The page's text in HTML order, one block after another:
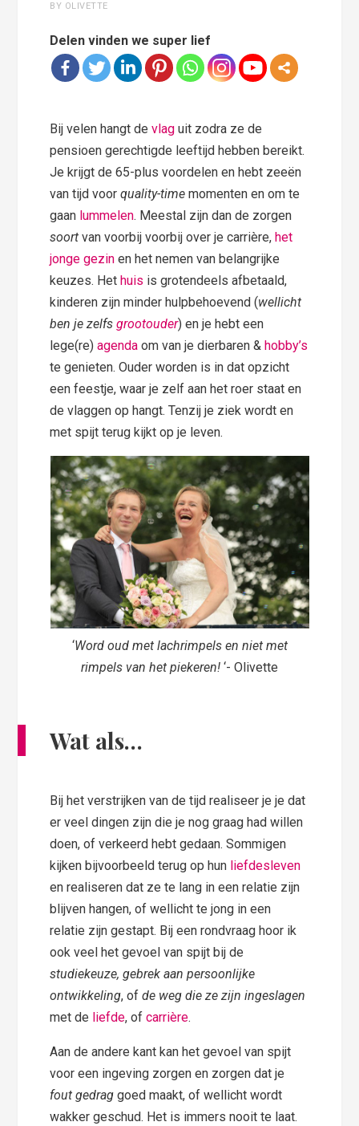
BY OLIVETTE
Delen vinden we super lief
Bij velen hangt devlaguit zodra ze de
pensioen gerechtigde leeftijd hebben bereikt.
Je krijgt de 65-plus voordelen en hebt zeeën
van tijd voorquality-time momenten en om te
gaan lummelen. Meestal zijn dan de zorgen
soortvan voorbij voorbij over je carrière,het
jonge gezin en het nemen van belangrijke
keuzes. Hethuis is grotendeels afbetaald,
kinderen zijn minder hulpbehoevend (wellicht
ben je zelfsgrootouder) en je hebt een
lege(re)agenda om van je dierbaren &hobby’s
te genieten. Ouder worden is in dat opzicht
een feestje, waar je zelf aan het roer staat en
de vlaggen op hangt. Tenzij je ziek wordt en
met spijt terug kijkt op je leven.
‘Word oud met lachrimpels en niet met
rimpels van het piekeren! ‘- Olivette
Wat als…
Bij het verstrijken van de tijd realiseer je je dat
er veel dingen zijn die je nog graag had willen
doen, of verkeerd hebt gedaan. Sommigen
kijken bijvoorbeeld terug op hun liefdesleven
en realiseren dat ze te lang in een relatie zijn
blijven hangen, of wellicht te jong in een
relatie zijn gestapt. Bij een rondvraag hoor ik
ook veel het gevoel van spijt bij de
studiekeuze, gebrek aan persoonlijke
ontwikkeling, ofde weg die ze zijn ingeslagen
met de liefde, ofcarrière.
Aan de andere kant kan het gevoel van spijt
voor een ingeving zorgen en zorgen dat je
fout gedrag goed maakt, of wellicht wordt
wakker geschud. Het is immers nooit te laat.